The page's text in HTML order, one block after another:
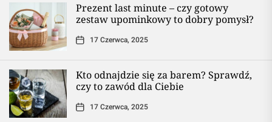
Prezent last minute – czy gotowy
zestaw upominkowy to dobry pomysł?
17 Czerwca, 2025
Kto odnajdzie się za barem? Sprawdź,
czy to zawód dla Ciebie
17 Czerwca, 2025